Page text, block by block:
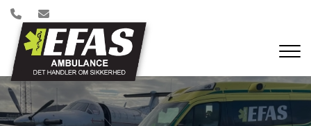
Gå
hovedindhold